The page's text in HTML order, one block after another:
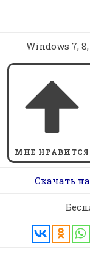
Windows 7, 8,
МНЕ НРАВИТСЯ
Скачать